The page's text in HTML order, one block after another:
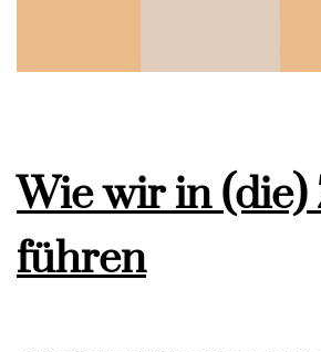
Wie wir in
führen